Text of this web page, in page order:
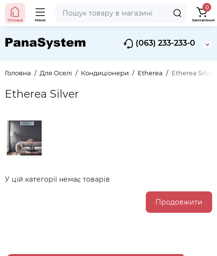
(063) 233-233-0
Головна Меню
0
Замовлення
Головна Для Оселі Кондиціонери Etherea Etherea Silver
Etherea Silver
У цій категорії немає товарів
Продовжити